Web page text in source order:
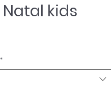
kids
*